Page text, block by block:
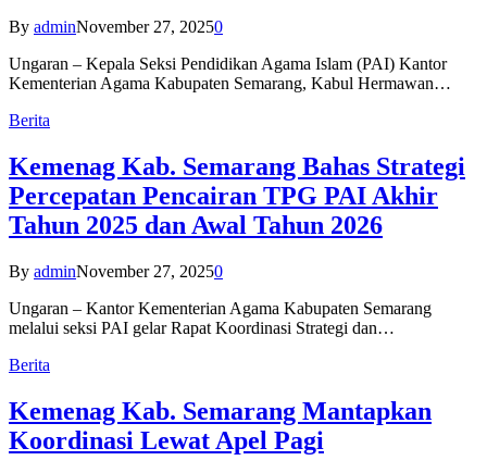
By adminNovember 27, 20250
Ungaran – Kepala Seksi Pendidikan Agama Islam (PAI) Kantor
Kementerian Agama Kabupaten Semarang, Kabul Hermawan…
Berita
Kemenag Kab. Semarang Bahas Strategi
Percepatan Pencairan TPG PAI Akhir
Tahun 2025 dan Awal Tahun 2026
By adminNovember 27, 20250
Ungaran – Kantor Kementerian Agama Kabupaten Semarang
melalui seksi PAI gelar Rapat Koordinasi Strategi dan…
Berita
Kemenag Kab. Semarang Mantapkan
Koordinasi Lewat Apel Pagi